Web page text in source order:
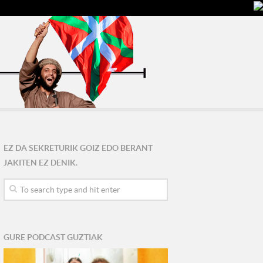
EZ DA SEKRETURIK GOIZ EDO BERANT
JAKITEN EZ DENIK.
GURE PODCAST GUZTIAK